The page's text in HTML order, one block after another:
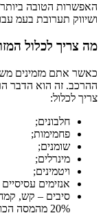
האפשרות הטובה
ושיווק תערובת בעמ
מה צריך לכלול
כאשר אתם מזמינים
ההרכב. זה הוא הדבר
צריך לכלול:
חלבונים;
פחמימות;
שומנים;
מינרלים;
ויטמינים;
אנזימים
סיבים – קש,
20% מהמסה הכוללת);